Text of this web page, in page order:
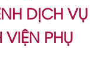
DỊCH VỤ
VIỆN PHỤ